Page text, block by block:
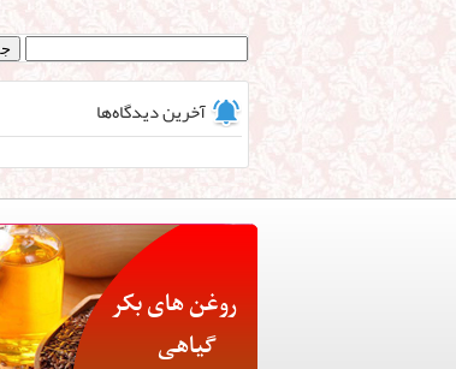
آخرین دیدگاه‌ها
روغن های بکر
گیاهی